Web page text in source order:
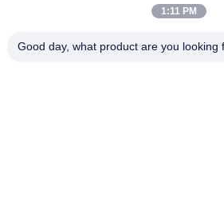
Προσαρμοσμένα μαξιλάρια φρένων
1:11 PM
Good day, what product are you looking